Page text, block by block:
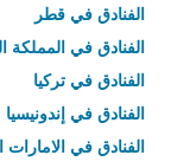
الفنادق في قطر
الفنادق في المملكة
الفنادق في تركيا
الفنادق في إندونيسيا
الفنادق في الامارات